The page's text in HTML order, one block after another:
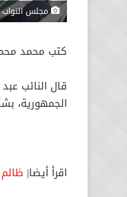
مجلس النواب
كتب محمد
قال النائب
الجمهورية،
اقرأ أيضا|